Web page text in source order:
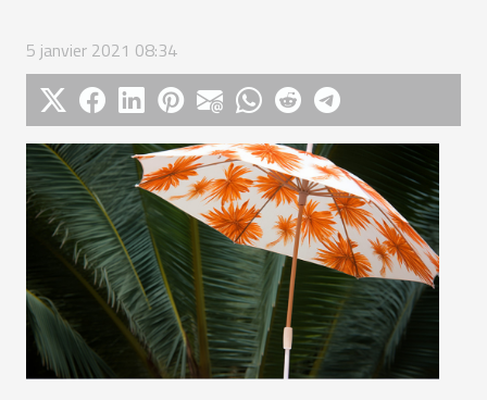
5 janvier 2021 08:34